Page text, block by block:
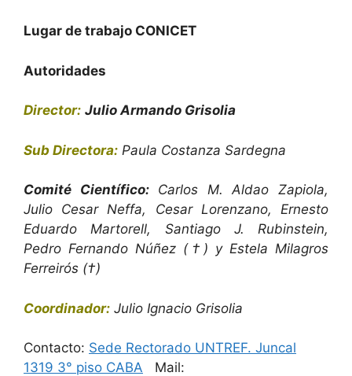
Lugar de trabajo CONICET
Autoridades
Director: Julio Armando Grisolia
Sub Directora: Paula Costanza Sardegna
Comité Científico:Carlos M. Aldao Zapiola,
Julio Cesar Neffa, Cesar Lorenzano, Ernesto
Eduardo Martorell, Santiago J. Rubinstein,
Pedro Fernando Núñez (†) y Estela Milagros
Ferreirós (†)
Coordinador: Julio Ignacio Grisolia
Contacto: Sede Rectorado UNTREF. Juncal
1319 3° piso CABA Mail: